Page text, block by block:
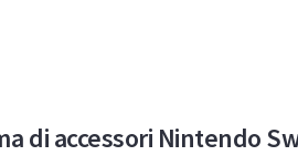
di accessori Nintendo